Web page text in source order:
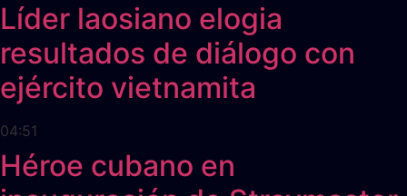
Líder laosiano elogia
resultados de diálogo con
ejército vietnamita
04:51
Héroe cubano en